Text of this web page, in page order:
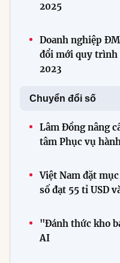
2025
Doanh nghiệp
đổi mới quy trình
2023
Chuyển đổi số
Lâm Đồng nâng
tâm Phục vụ
Việt Nam đặt
số đạt 55 tỉ USD
"Đánh thức kho
AI